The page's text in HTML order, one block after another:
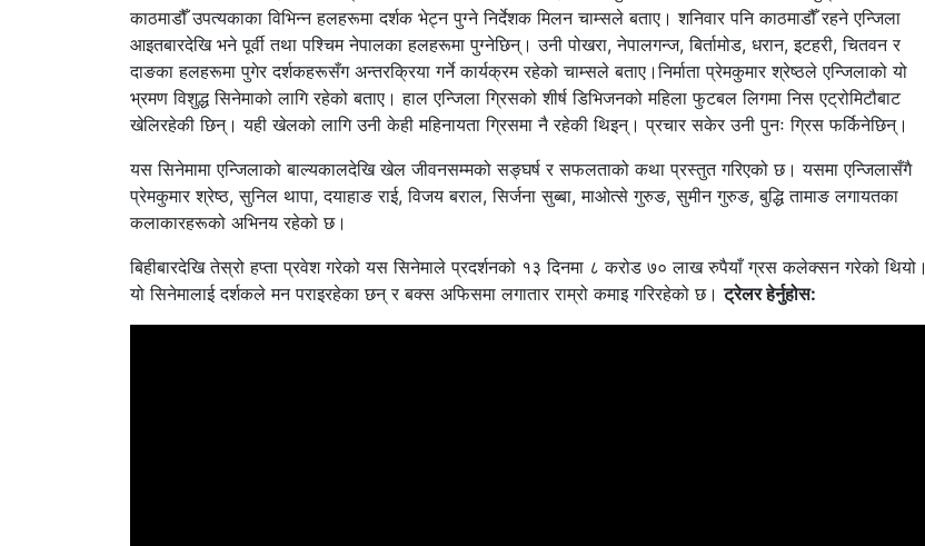
काठमाडौँ उपत्यकाका विभिन्न हलहरूमा दर्शक भेट्न पुग्ने निर्देशक मिलन चाम्सले बताए। शनिवार पनि काठमाडौँ रहने एन्जिला
आइतबारदेखि भने पूर्वी तथा पश्चिम नेपालका हलहरूमा पुग्नेछिन्। उनी पोखरा, नेपालगन्ज, बिर्तामोड, धरान, इटहरी, चितवन र
दाङका हलहरूमा पुगेर दर्शकहरूसँग अन्तरक्रिया गर्ने कार्यक्रम रहेको चाम्सले बताए।निर्माता प्रेमकुमार श्रेष्ठले एन्जिलाको यो
भ्रमण विशुद्ध सिनेमाको लागि रहेको बताए। हाल एन्जिला ग्रिसको शीर्ष डिभिजनको महिला फुटबल लिगमा निस एट्रोमिटौबाट
खेलिरहेकी छिन्। यही खेलको लागि उनी केही महिनायता ग्रिसमा नै रहेकी थिइन्। प्रचार सकेर उनी पुनः ग्रिस फर्किनेछिन्।
यस सिनेमामा एन्जिलाको बाल्यकालदेखि खेल जीवनसम्मको सङ्घर्ष र सफलताको कथा प्रस्तुत गरिएको छ। यसमा एन्जिलासँगै
प्रेमकुमार श्रेष्ठ, सुनिल थापा, दयाहाङ राई, विजय बराल, सिर्जना सुब्बा, माओत्से गुरुङ, सुमीन गुरुङ, बुद्धि तामाङ लगायतका
कलाकारहरूको अभिनय रहेको छ।
बिहीबारदेखि तेस्रो हप्ता प्रवेश गरेको यस सिनेमाले प्रदर्शनको १३ दिनमा ८ करोड ७० लाख रुपैयाँ ग्रस कलेक्सन गरेको थियो।
यो सिनेमालाई दर्शकले मन पराइरहेका छन् र बक्स अफिसमा लगातार राम्रो कमाइ गरिरहेको छ।ट्रेलर हेर्नुहोस: